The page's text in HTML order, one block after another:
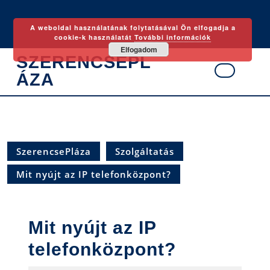
content
SZERENCSEPL
ÁZA
Open
SzerencsePláza
Szolgáltatás
Mit nyújt az IP telefonközpont?
Mit nyújt az IP
telefonközpont?
A weboldal használatának folytatásával Ön elfogadja a
cookie-k használatátTovábbi információk
Elfogadom